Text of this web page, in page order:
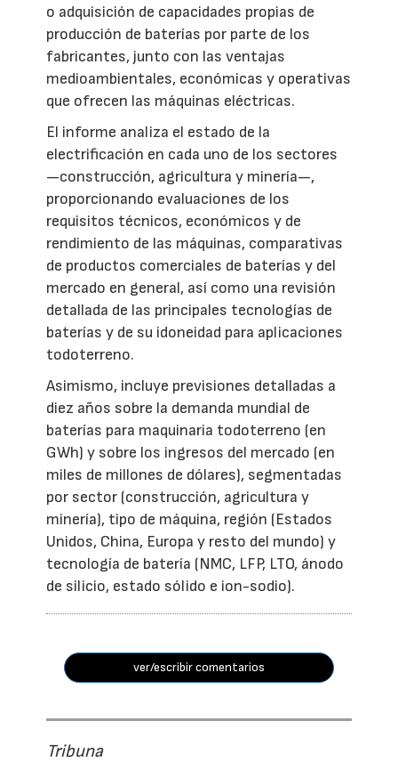
o adquisición de capacidades propias de
producción de baterías por parte de los
fabricantes, junto con las ventajas
medioambientales, económicas y operativas
que ofrecen las máquinas eléctricas.
El informe analiza el estado de la
electrificación en cada uno de los sectores
—construcción, agricultura y minería—,
proporcionando evaluaciones de los
requisitos técnicos, económicos y de
rendimiento de las máquinas, comparativas
de productos comerciales de baterías y del
mercado en general, así como una revisión
detallada de las principales tecnologías de
baterías y de su idoneidad para aplicaciones
todoterreno.
Asimismo, incluye previsiones detalladas a
diez años sobre la demanda mundial de
baterías para maquinaria todoterreno (en
GWh) y sobre los ingresos del mercado (en
miles de millones de dólares), segmentadas
por sector (construcción, agricultura y
minería), tipo de máquina, región (Estados
Unidos, China, Europa y resto del mundo) y
tecnología de batería (NMC, LFP, LTO, ánodo
de silicio, estado sólido e ion-sodio).
ver/escribir comentarios
Tribuna